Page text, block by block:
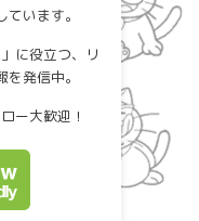
います。
に役立つ、リ
発信中。
ー大歓迎！